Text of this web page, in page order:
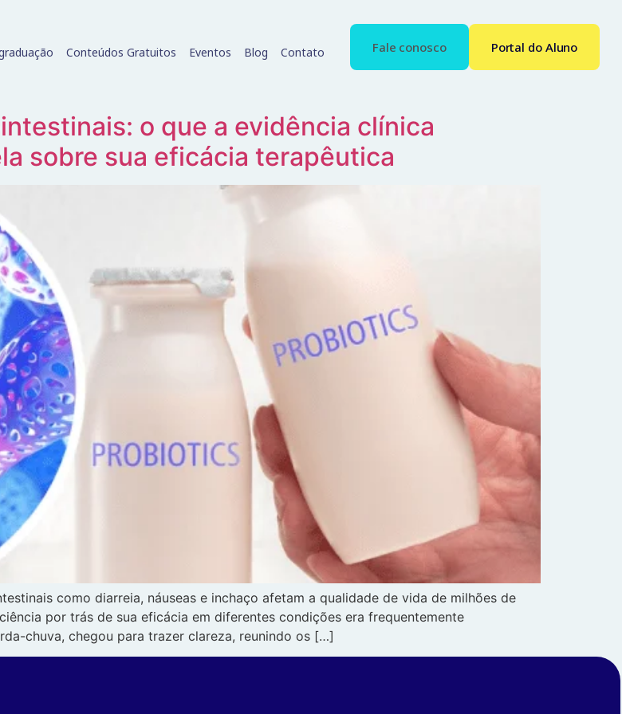
Conteúdos Gratuitos Eventos Blog Contato Fale conosco Portal do Aluno
o que a evidência clínica
sobre sua eficácia terapêutica
como diarreia, náuseas e inchaço afetam a qualidade de vida de milhões de
por trás de sua eficácia em diferentes condições era frequentemente
chuva, chegou para trazer clareza, reunindo os […]